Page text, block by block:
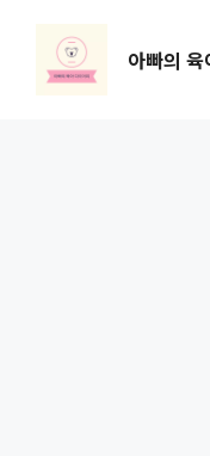
아빠의